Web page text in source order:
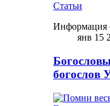
Статьи
Информация
янв 15
богослов